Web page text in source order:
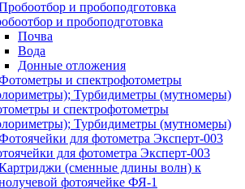
и пробоподготовка
Почва
Вода
Донные отложения
и спектрофотометры
Турбидиметры (мутномеры)
для фотометра Эксперт-003